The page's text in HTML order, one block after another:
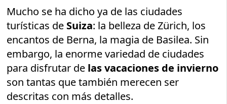
Mucho se ha dicho ya de las ciudades
turísticas de Suiza: la belleza de Zürich, los
encantos de Berna, la magia de Basilea. Sin
embargo, la enorme variedad de ciudades
para disfrutar de las vacaciones de invierno
son tantas que también merecen ser
descritas con más detalles.